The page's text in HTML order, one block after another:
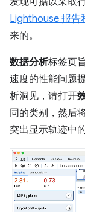
Lighthouse 报告
来的。
数据分析标签页
速度的性能问题
析洞见，请打开
同的类别，然后
突出显示轨迹中